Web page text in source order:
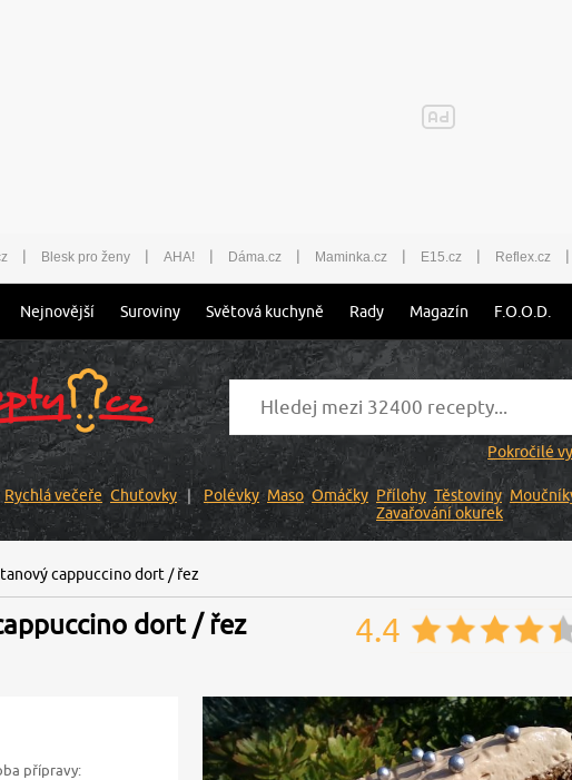
| Blesk pro ženy | AHA! | Dáma.cz | Maminka.cz | E15.cz | Reflex.cz |
Nejnovější Suroviny Světová kuchyně Rady Magazín F.O.O.D.
Pokročilé
Rychlá večeře Chuťovky Polévky Maso Omáčky Přílohy Těstoviny
Zavařování okurek
cappuccino dort / řez
dort / řez 4.4
přípravy: